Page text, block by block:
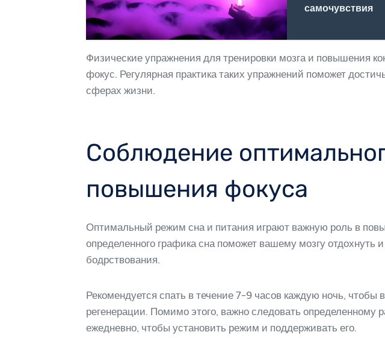
самочувствия
Физические упражнения для тренировки мозга и повышения
фокус. Регулярная практика таких упражнений поможет
сферах жизни.
Соблюдение
повышения фокуса
Оптимальный режим сна и питания играют важную роль в
определенного графика сна поможет вашему мозгу отдохнуть
бодрствования.
Рекомендуется спать в течение 7-9 часов каждую ночь,
регенерации. Помимо этого, важно следовать
ежедневно, чтобы установить режим и поддерживать его.